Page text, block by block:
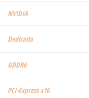
‎NVIDIA
‎Dedicada
‎GDDR6
‎PCI-Express x16